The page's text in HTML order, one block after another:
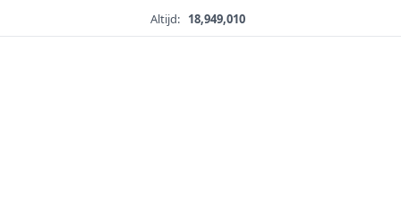
Altijd: 18,949,010